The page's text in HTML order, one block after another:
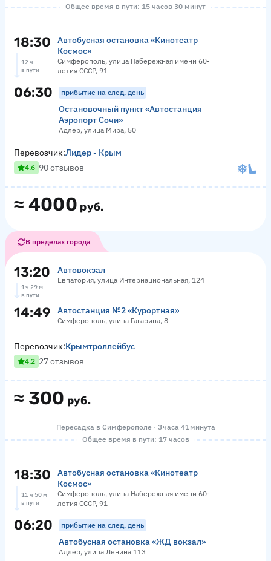
Общее время в пути: 15 часов 30 минут
18:30
Автобусная остановка «Кинотеатр
Космос»
Симферополь, улица Набережная имени 60-
летия СССР, 91
12 ч
в пути
06:30 прибытие на след. день
Остановочный пункт «Автостанция
Аэропорт Сочи»
Адлер, улица Мира, 50
≈ 4000 руб.
Перевозчик:Лидер - Крым
4.6 90 отзывов
В пределах города
13:20 Автовокзал
Евпатория, улица Интернациональная, 124
1 ч 29 м
в пути
14:49 Автостанция №2 «Курортная»
Симферополь, улица Гагарина, 8
≈ 300 руб.
Перевозчик:Крымтроллейбус
4.2 27 отзывов
Пересадка в Симферополе · 3 часа 41 минута
Общее время в пути: 17 часов
18:30
Автобусная остановка «Кинотеатр
Космос»
Симферополь, улица Набережная имени 60-
летия СССР, 91
11 ч 50 м
в пути
06:20 прибытие на след. день
Автобусная остановка «ЖД вокзал»
Адлер, улица Ленина 113